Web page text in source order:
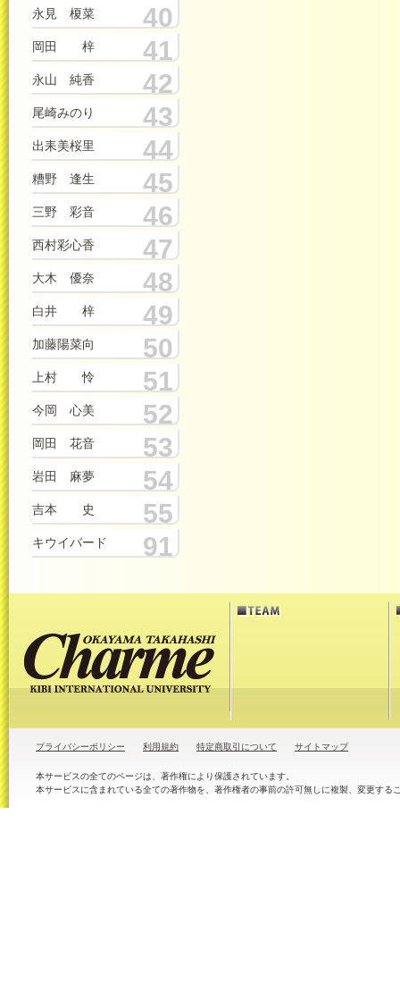
永見 榎菜 40
岡田 梓 41
永山 純香 42
尾崎みのり 43
出耒美桜里 44
糟野 逢生 45
三野 彩音 46
西村彩心香 47
大木 優奈 48
白井 梓 49
加藤陽菜向 50
上村 怜 51
今岡 心美 52
岡田 花音 53
岩田 麻夢 54
吉本 史 55
キウイバード 91
プライバシーポリシー 利用規約 特定商取引について サイトマップ
本サービスの全てのページは、著作権により保護されています。
本サービスに含まれている全ての著作物を、著作権者の事前の許可無しに複製、変更する